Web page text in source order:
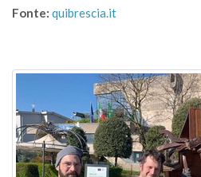
Fonte: quibrescia.it